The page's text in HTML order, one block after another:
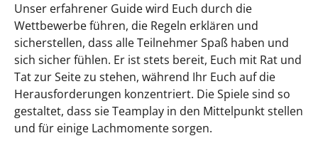
Unser erfahrener Guide wird Euch durch die
Wettbewerbe führen, die Regeln erklären und
sicherstellen, dass alle Teilnehmer Spaß haben und
sich sicher fühlen. Er ist stets bereit, Euch mit Rat und
Tat zur Seite zu stehen, während Ihr Euch auf die
Herausforderungen konzentriert. Die Spiele sind so
gestaltet, dass sie Teamplay in den Mittelpunkt stellen
und für einige Lachmomente sorgen.